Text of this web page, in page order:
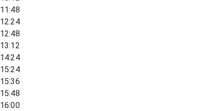
11:48
12:24
12:48
13:12
14:24
15:24
15:36
15:48
16:00